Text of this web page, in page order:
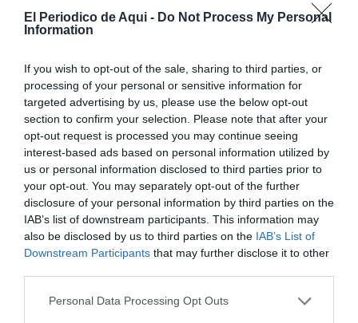
El Periodico de Aqui - Do Not Process My Personal
Information
If you wish to opt-out of the sale, sharing to third parties, or
processing of your personal or sensitive information for
targeted advertising by us, please use the below opt-out
section to confirm your selection. Please note that after your
opt-out request is processed you may continue seeing
interest-based ads based on personal information utilized by
us or personal information disclosed to third parties prior to
your opt-out. You may separately opt-out of the further
disclosure of your personal information by third parties on the
IAB’s list of downstream participants. This information may
also be disclosed by us to third parties on the IAB’s List of
Downstream Participants that may further disclose it to other
Personal Data Processing Opt Outs